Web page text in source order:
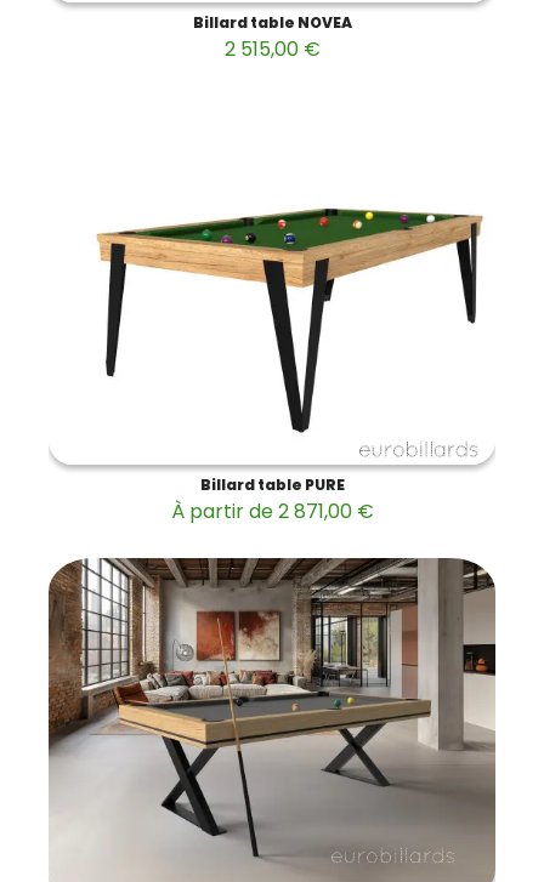
Billard table NOVEA
2 515,00 €
Billard table PURE
À partir de 2 871,00 €